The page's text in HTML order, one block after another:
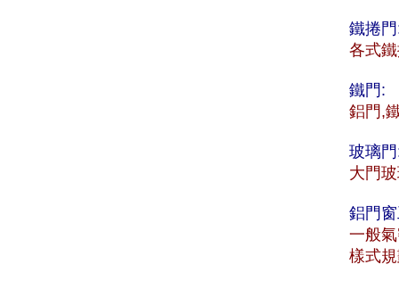
鐵捲
各式
鐵門:
鋁門,
玻璃
大門
鋁門
一般
樣式